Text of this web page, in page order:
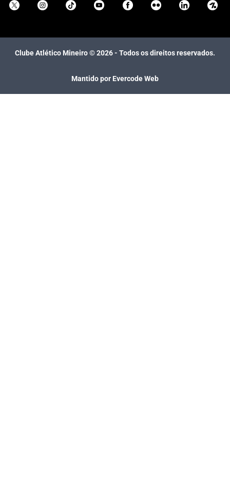
Clube Atlético Mineiro ©2026- Todos os direitos reservados.
Mantido por Evercode Web